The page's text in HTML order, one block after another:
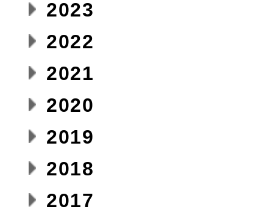
2023
2022
2021
2020
2019
2018
2017